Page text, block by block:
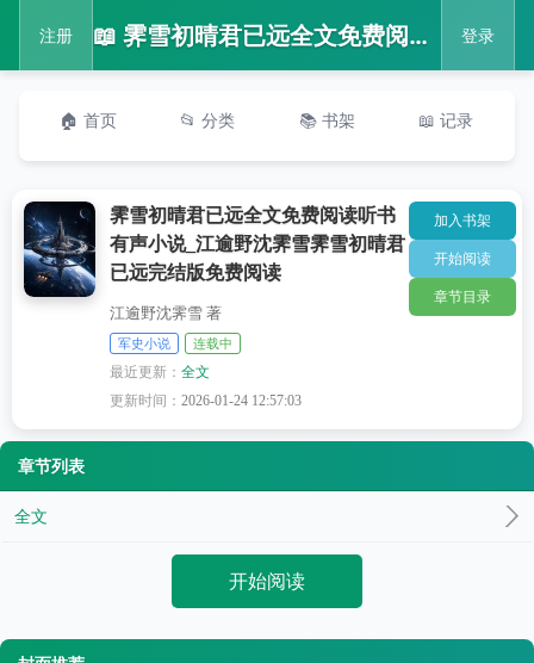
注册 📖 霁雪初晴君已远全文免费阅读听书有声小说_江逾野沈霁雪霁雪初晴君已远完结版免费阅读 登录
🏠 首页 📂 分类 📚 书架 📖 记录
霁雪初晴君已远全文免费阅读听书
有声小说_江逾野沈霁雪霁雪初晴君
已远完结版免费阅读
江逾野沈霁雪 著
军史小说 连载中
最近更新：全文
更新时间：2026-01-24 12:57:03
加入书架
开始阅读
章节目录
章节列表
全文
开始阅读